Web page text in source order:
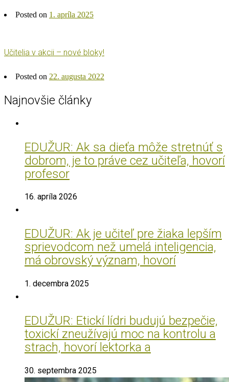
Posted on 1. apríla 2025
Učitelia v akcii – nové bloky!
Posted on 22. augusta 2022
Najnovšie články
EDUŽUR: Ak sa dieťa môže stretnúť s
dobrom, je to práve cez učiteľa, hovorí
profesor
16. apríla 2026
EDUŽUR: Ak je učiteľ pre žiaka lepším
sprievodcom než umelá inteligencia,
má obrovský význam, hovorí
1. decembra 2025
EDUŽUR: Etickí lídri budujú bezpečie,
toxickí zneužívajú moc na kontrolu a
strach, hovorí lektorka a
30. septembra 2025